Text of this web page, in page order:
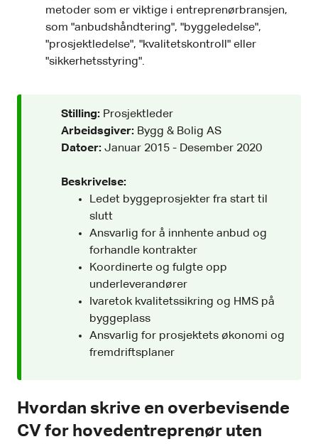
metoder som er viktige i entreprenørbransjen,
som "anbudshåndtering", "byggeledelse",
"prosjektledelse", "kvalitetskontroll" eller
"sikkerhetsstyring".
Stilling: Prosjektleder
Arbeidsgiver: Bygg & Bolig AS
Datoer: Januar 2015 - Desember 2020
Beskrivelse:
Ledet byggeprosjekter fra start til
slutt
Ansvarlig for å innhente anbud og
forhandle kontrakter
Koordinerte og fulgte opp
underleverandører
Ivaretok kvalitetssikring og HMS på
byggeplass
Ansvarlig for prosjektets økonomi og
fremdriftsplaner
Hvordan skrive en overbevisende
CV for hovedentreprenør uten